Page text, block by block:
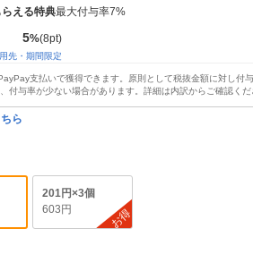
える特典最大付与率7%
5%(8pt)
先・期間限定
支払いで獲得できます。原則として税抜金額に対し付
付与率が少ない場合があります。詳細は内訳からご確認くだ
ら
201円×3個
603円
お得